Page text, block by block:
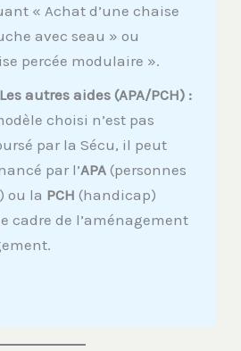
« Achat d’une chaise
avec seau » ou
percée modulaire ».
Les autres aides (APA/PCH) :
choisi n’est pas
par la Sécu, il peut
par l’APA(personnes
ou la PCH (handicap)
cadre de l’aménagement